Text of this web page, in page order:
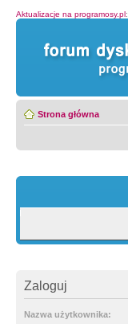
Aktualizacje na programosy.pl:
Strona główna
Zaloguj
Nazwa użytkownika: